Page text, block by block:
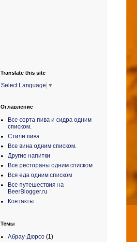
Translate this site
Select Language ▼
Оглавление
Все сорта пива и сидра одним
списком.
Стили пива
Все вина одним списком.
Другие напитки
Все рестораны одним списком
Вся еда одним списком
Все путешествия на
BeerBlogger.ru
Контакты
Темы
Абрау-Дюрсо (1)